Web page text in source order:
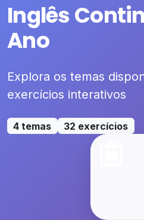
Inglês
Ano
Explora os temas
exercícios interativos
4 temas 32 exercícios